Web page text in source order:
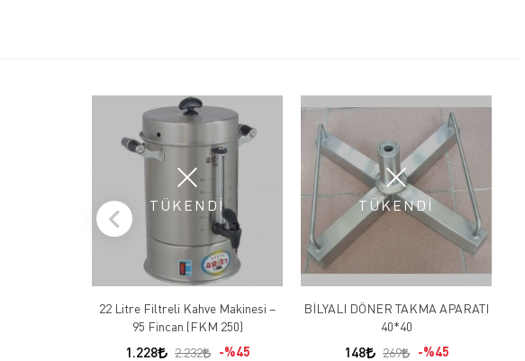
TÜKENDİ
22 Litre Filtreli Kahve Makinesi –
95 Fincan (FKM 250)
1.228 2.232 %45
TÜKENDİ
BİLYALI DÖNER TAKMA APARATI
40*40
148 269 %45